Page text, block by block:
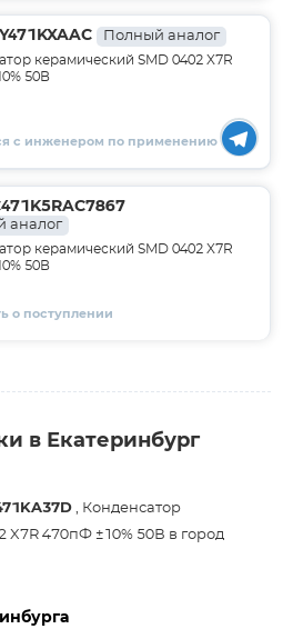
Полный аналог
керамический SMD 0402 X7R
50В
с инженером по применению
аналог
керамический SMD 0402 X7R
50В
о поступлении
в Екатеринбург
, Конденсатор
X7R 470пФ ±10% 50В в город